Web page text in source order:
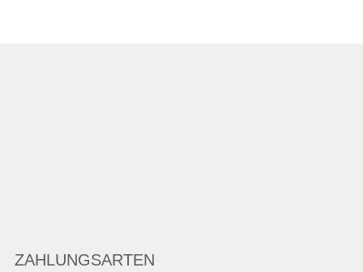
ZAHLUNGSARTEN